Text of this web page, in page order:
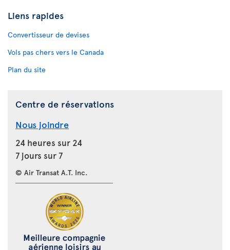
Liens rapides
Convertisseur de devises
Vols pas chers vers le Canada
Plan du site
Centre de réservations
Nous joindre
24 heures sur 24
7 jours sur 7
© Air Transat A.T. Inc.